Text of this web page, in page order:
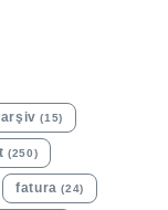
(15)
(250)
fatura (24)